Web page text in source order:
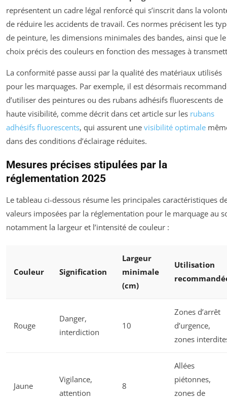
représentent un cadre légal renforcé qui s’inscrit dans la
de réduire les accidents de travail. Ces normes précisent les
de peinture, les dimensions minimales des bandes, ainsi que le
choix précis des couleurs en fonction des messages à
La conformité passe aussi par la qualité des matériaux utilisés
pour les marquages. Par exemple, il est désormais
d’utiliser des peintures ou des rubans adhésifs fluorescents de
haute visibilité, comme décrit dans cet article sur les rubans
adhésifs fluorescents, qui assurent une visibilité optimale
dans des conditions d’éclairage réduites.
Mesures précises stipulées par la
réglementation 2025
Le tableau ci-dessous résume les principales caractéristiques
valeurs imposées par la réglementation pour le marquage au
notamment la largeur et l’intensité de couleur :
Couleur Signification
Largeur
minimale
(cm)
Utilisation
Rouge
Danger,
interdiction
10
Zones d’arrêt
d’urgence,
zones
Jaune
Vigilance,
attention
8
Allées
piétonnes,
zones de